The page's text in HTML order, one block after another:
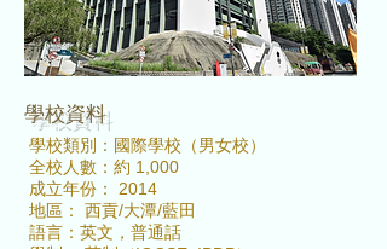
​學校資料
學校類別：國際學校（男女校）
全校人數：約 1,000
成立年份： 2014
地區： 西貢/大潭/藍田
語言：英文，普通話